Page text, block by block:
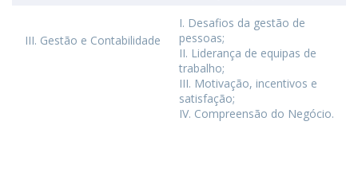
III. Gestão e Contabilidade
I. Desafios da gestão de
pessoas;
II. Liderança de equipas de
trabalho;
III. Motivação, incentivos e
satisfação;
IV. Compreensão do Negócio.